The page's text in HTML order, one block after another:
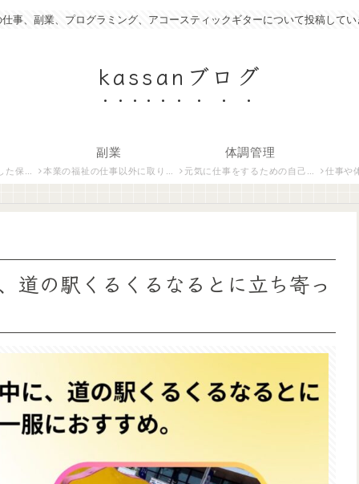
仕事、副業、プログラミング、アコースティックギターについて投稿してい
kassanブログ
紹介します。
副業
本業の福祉の仕事以外に取り組んでいる仕事について紹介します。
体調管理
元気に仕事をするための自己管理術について説明します。 仕事や体調管
道の駅くるくるなるとに立ち寄っ